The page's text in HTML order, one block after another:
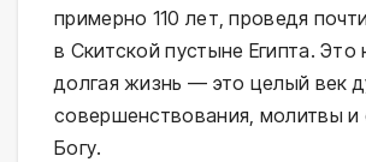
примерно 110 лет, проведя
в Скитской пустыне Египта. Это
долгая жизнь — это целый век
совершенствования, молитвы и
Богу.